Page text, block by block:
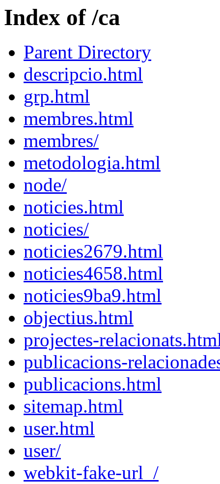
Index of /ca
Parent Directory
descripcio.html
grp.html
membres.html
membres/
metodologia.html
node/
noticies.html
noticies/
noticies2679.html
noticies4658.html
noticies9ba9.html
objectius.html
projectes-
publicacions-
publicacions.html
sitemap.html
user.html
user/
webkit-fake-url_/